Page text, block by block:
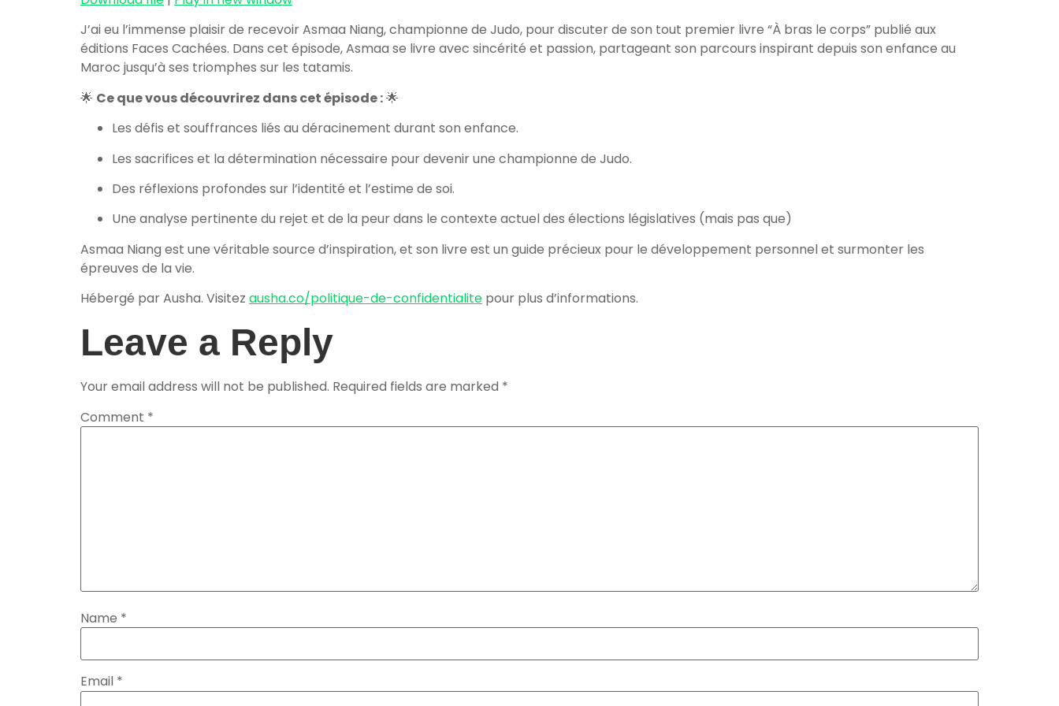
keys
to
J’ai eu l’immense plaisir de recevoir Asmaa Niang, championne de Judo, pour discuter de son tout premier livre “À bras le corps” publié aux
éditions Faces Cachées. Dans cet épisode, Asmaa se livre avec sincérité et passion, partageant son parcours inspirant depuis son enfance au
Maroc jusqu’à ses triomphes sur les tatamis.
🌟 Ce que vous découvrirez dans cet épisode :🌟
Les défis et souffrances liés au déracinement durant son enfance.
Les sacrifices et la détermination nécessaire pour devenir une championne de Judo.
Des réflexions profondes sur l’identité et l’estime de soi.
Une analyse pertinente du rejet et de la peur dans le contexte actuel des élections législatives (mais pas que)
Asmaa Niang est une véritable source d’inspiration, et son livre est un guide précieux pour le développement personnel et surmonter les
épreuves de la vie.
Hébergé par Ausha. Visitez ausha.co/politique-de-confidentialite pour plus d’informations.
Leave a Reply
Your email address will not be published. Required fields are marked *
Comment *
Name *
Email *